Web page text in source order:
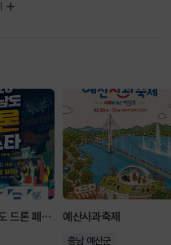
2026 충청남도 드론 페스타 예산사과축제
충남 예산군